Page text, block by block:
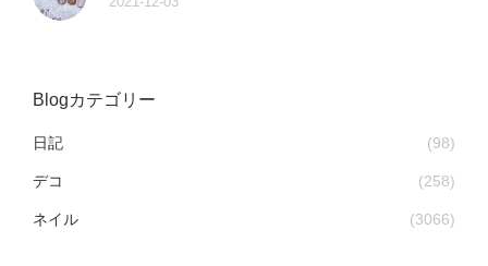
Blogカテゴリー
日記 (98)
デコ (258)
ネイル (3066)